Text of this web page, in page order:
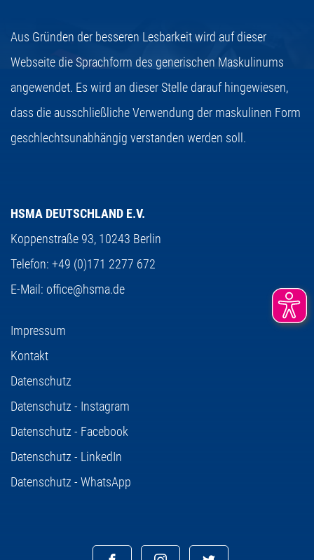
Aus Gründen der besseren Lesbarkeit wird auf dieser
Webseite die Sprachform des generischen Maskulinums
angewendet. Es wird an dieser Stelle darauf hingewiesen,
dass die ausschließliche Verwendung der maskulinen Form
geschlechtsunabhängig verstanden werden soll.
HSMA DEUTSCHLAND E.V.
Koppenstraße 93, 10243 Berlin
Telefon: +49 (0)171 2277 672
E-Mail: office@hsma.de
Impressum
Kontakt
Datenschutz
Datenschutz - Instagram
Datenschutz - Facebook
Datenschutz - LinkedIn
Datenschutz - WhatsApp